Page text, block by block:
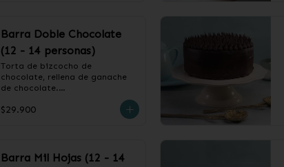
Barra Doble Chocolate
(12 - 14 personas)
Torta de bizcocho de
chocolate, rellena de ganache
de chocolate.
❄️ Producto Congelado
$29.900
Barra Mil Hojas (12 - 14